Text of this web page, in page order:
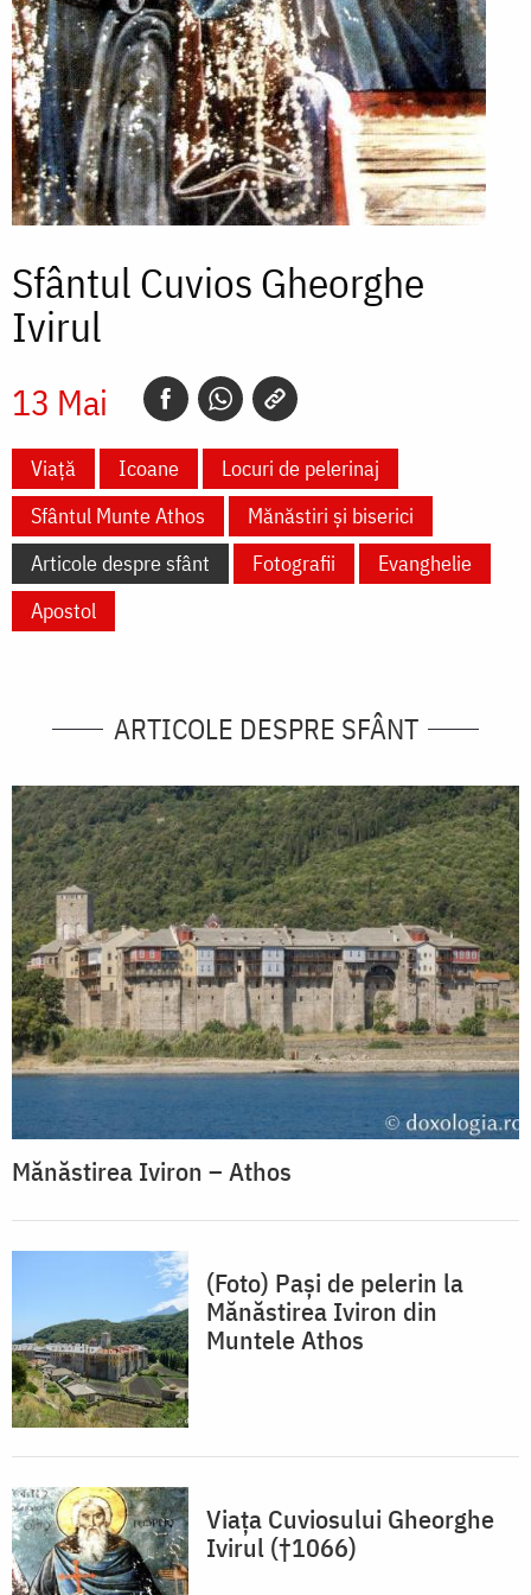
Sfântul Cuvios Gheorghe
Ivirul
13 Mai
Viață Icoane
Locuri de pelerinaj
Sfântul Munte Athos
Mănăstiri și biserici
Articole despre sfânt
Fotografii
Evanghelie
Apostol
ARTICOLE DESPRE SFÂNT
Mănăstirea Iviron – Athos
(Foto) Pași de pelerin la
Mănăstirea Iviron din
Muntele Athos
Viața Cuviosului Gheorghe
Ivirul (†1066)